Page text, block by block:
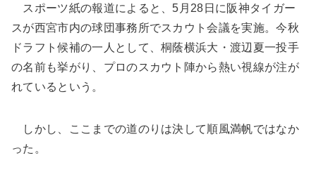
スポーツ紙の報道によると、5月28日に阪神タイガー
スが西宮市内の球団事務所でスカウト会議を実施。今秋
ドラフト候補の一人として、桐蔭横浜大・渡辺夏一投手
の名前も挙がり、プロのスカウト陣から熱い視線が注が
れているという。
しかし、ここまでの道のりは決して順風満帆ではなか
った。